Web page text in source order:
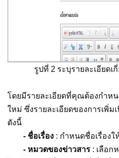
รูปที่ 2 ระบุรายละเอียดเ
โดยมีรายละเอียดที่คุณต้องกำห
ใหม่ ซึ่งรายละเอียดของการเพิ่ม
ดังนี้
- ชื่อเรื่อง : กำหนดชื่อเรื่อง
- หมวดของข่าวสาร : เลือก